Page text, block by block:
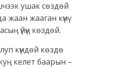
ушак сөздөй
жаан жааган күнү
үйүң көздөй.
күндөй көздө
келет баарын –